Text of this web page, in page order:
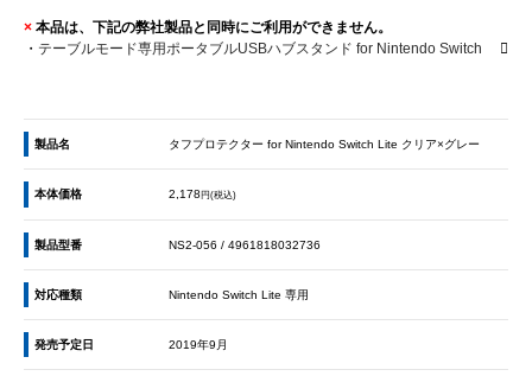
× 本品は、下記の弊社製品と同時にご利用ができません。
・ テーブルモード専用ポータブルUSBハブスタンド for Nintendo Switch
製品名 タフプロテクター for Nintendo Switch Lite クリア×グレー
本体価格 2,178円(税込)
製品型番 NS2-056 / 4961818032736
対応種類 Nintendo Switch Lite 専用
発売予定日 2019年9月